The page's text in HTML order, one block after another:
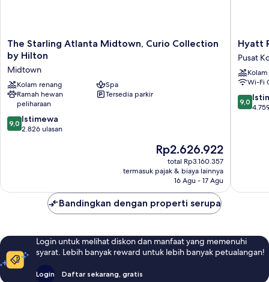
The
Starling
Atlanta
Midtown,
Curio
Collection
Hilton
Midtown
The Starling Atlanta Midtown, Curio Collection
by Hilton
Midtown
Kolam renang
Spa
Ramah hewan
peliharaan
Tersedia parkir
9.0
dari
9,0 Istimewa
2.826 ulasan
Harga
sekarang
Rp2.626.922
Rp2.626.922
total Rp3.160.357
termasuk pajak & biaya lainnya
16 Agu - 17 Agu
Hyatt
Atlanta
Pusat
Kota
Atlanta
Hyatt
Pusat
Wi-Fi
9.0
dari
9,0
Bandingkan dengan properti serupa
Login untuk melihat diskon dan manfaat yang memenuhi
syarat. Lebih banyak reward untuk lebih banyak petualangan!
Login Daftar sekarang, gratis